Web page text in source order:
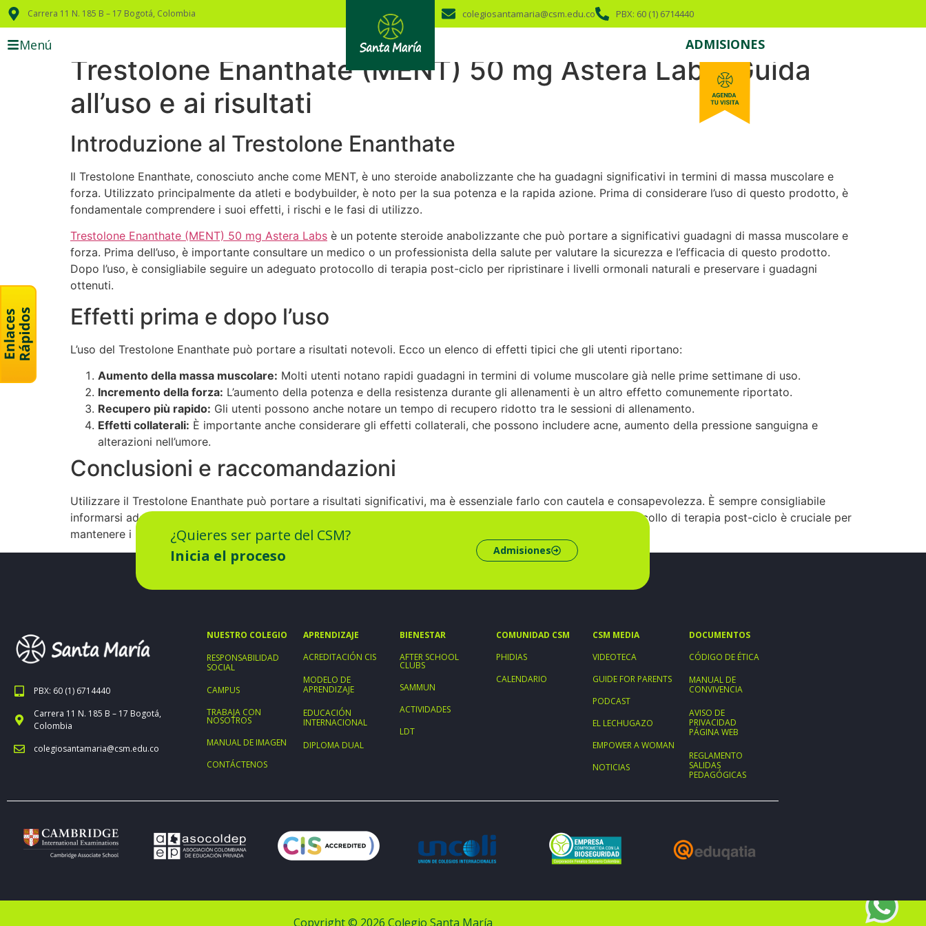
Carrera 11 N. 185 B – 17 Bogotá, Colombia colegiosantamaria@csm.edu.co PBX: 60 (1) 6714440
Menú ADMISIONES
Trestolone Enanthate (MENT) 50 mg Astera Labs: Guida
all’uso e ai risultati
Introduzione al Trestolone Enanthate
Il Trestolone Enanthate, conosciuto anche come MENT, è uno steroide anabolizzante che ha guadagni significativi in termini di massa muscolare e
forza. Utilizzato principalmente da atleti e bodybuilder, è noto per la sua potenza e la rapida azione. Prima di considerare l’uso di questo prodotto, è
fondamentale comprendere i suoi effetti, i rischi e le fasi di utilizzo.
Trestolone Enanthate (MENT) 50 mg Astera Labs è un potente steroide anabolizzante che può portare a significativi guadagni di massa muscolare e
forza. Prima dell’uso, è importante consultare un medico o un professionista della salute per valutare la sicurezza e l’efficacia di questo prodotto.
Dopo l’uso, è consigliabile seguire un adeguato protocollo di terapia post-ciclo per ripristinare i livelli ormonali naturali e preservare i guadagni
ottenuti.
Effetti prima e dopo l’uso
L’uso del Trestolone Enanthate può portare a risultati notevoli. Ecco un elenco di effetti tipici che gli utenti riportano:
Aumento della massa muscolare: Molti utenti notano rapidi guadagni in termini di volume muscolare già nelle prime settimane di uso.
Incremento della forza: L’aumento della potenza e della resistenza durante gli allenamenti è un altro effetto comunemente riportato.
Recupero più rapido: Gli utenti possono anche notare un tempo di recupero ridotto tra le sessioni di allenamento.
Effetti collaterali: È importante anche considerare gli effetti collaterali, che possono includere acne, aumento della pressione sanguigna e
alterazioni nell’umore.
Conclusioni e raccomandazioni
Utilizzare il Trestolone Enanthate può portare a risultati significativi, ma è essenziale farlo con cautela e consapevolezza. È sempre consigliabile
informarsi adeguatamente e consultare esperti del settore per minimizzare i rischi associati. Seguire un protocollo di terapia post-ciclo è cruciale per
mantenere i risultati e garantire il ritorno a livelli ormonali normali.
¿Quieres ser parte del CSM?
Inicia el proceso
Admisiones
PBX: 60 (1) 6714440
Carrera 11 N. 185 B – 17 Bogotá,
Colombia
colegiosantamaria@csm.edu.co
NUESTRO COLEGIO
RESPONSABILIDAD
SOCIAL
CAMPUS
TRABAJA CON
NOSOTROS
MANUAL DE IMAGEN
CONTÁCTENOS
APRENDIZAJE
ACREDITACIÓN CIS
MODELO DE
APRENDIZAJE
EDUCACIÓN
INTERNACIONAL
DIPLOMA DUAL
BIENESTAR
AFTER SCHOOL
CLUBS
SAMMUN
ACTIVIDADES
LDT
COMUNIDAD CSM
PHIDIAS
CALENDARIO
CSM MEDIA
VIDEOTECA
GUIDE FOR PARENTS
PODCAST
EL LECHUGAZO
EMPOWER A WOMAN
NOTICIAS
DOCUMENTOS
CÓDIGO DE ÉTICA
MANUAL DE
CONVIVENCIA
AVISO DE
PRIVACIDAD
PÁGINA WEB
REGLAMENTO
SALIDAS
PEDAGÓGICAS
Copyright © 2026 Colegio Santa María